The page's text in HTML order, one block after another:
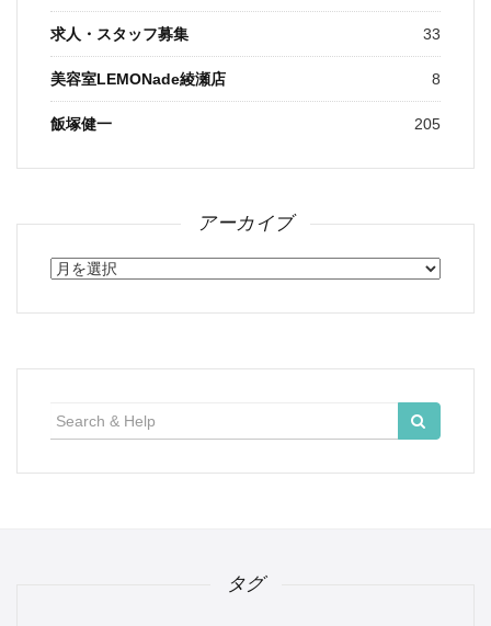
求人・スタッフ募集 33
美容室LEMONade綾瀬店 8
飯塚健一 205
アーカイブ
ア
カ
索:
タグ